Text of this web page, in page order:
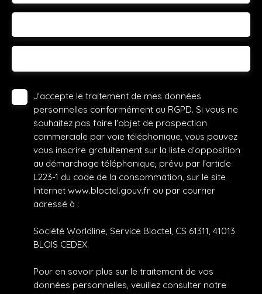
J'accepte le traitement de mes données
personnelles conformément au RGPD. Si vous ne
souhaitez pas faire l'objet de prospection
commerciale par voie téléphonique, vous pouvez
vous inscrire gratuitement sur la liste d'opposition
au démarchage téléphonique, prévu par l'article
L223-1 du code de la consommation, sur le site
Internet www.bloctel.gouv.fr ou par courrier
adressé à :
Société Worldline, Service Bloctel, CS 61311, 41013
BLOIS CEDEX.
Pour en savoir plus sur le traitement de vos
données personnelles, veuillez consulter notre